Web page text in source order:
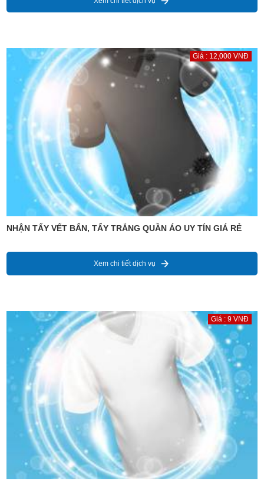
Giá : 12,000 VNĐ
NHẬN TẨY VẾT BẨN, TẨY TRẮNG QUẦN ÁO UY TÍN GIÁ RẺ
Xem chi tiết dịch vụ
Giá : 9 VNĐ